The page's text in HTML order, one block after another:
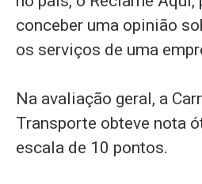
conceber uma opinião
os serviços de uma
Na avaliação geral, a
Transporte obteve nota
escala de 10 pontos.